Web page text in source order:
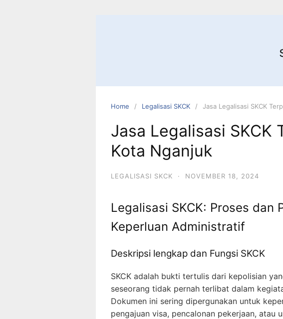
Home Legalisasi SKCK Jasa Legalisasi SKCK
Jasa Legalisasi SKCK
Kota Nganjuk
LEGALISASI SKCK · NOVEMBER 18, 2024
Legalisasi SKCK: Proses dan
Keperluan Administratif
Deskripsi lengkap dan Fungsi SKCK
SKCK adalah bukti tertulis dari kepolisian
seseorang tidak pernah terlibat dalam
Dokumen ini sering dipergunakan untuk
pengajuan visa, pencalonan pekerjaan, atau